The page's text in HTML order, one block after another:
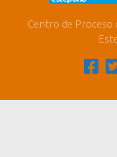
Centro de Proceso